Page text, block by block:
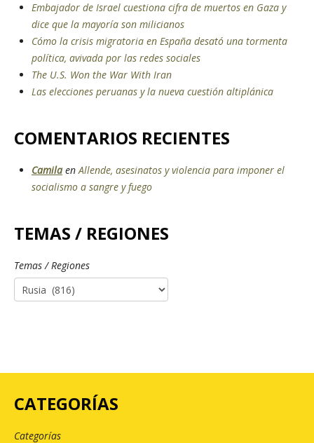
Embajador de Israel cuestiona cifra de muertos en Gaza y
dice que la mayoría son milicianos
Cómo la crisis migratoria en España desató una tormenta
política, avivada por las redes sociales
The U.S. Won the War With Iran
Las elecciones peruanas y la nueva cuestión altiplánica
COMENTARIOS RECIENTES
CamilaenAllende, asesinatos y violencia para imponer el
socialismo a sangre y fuego
TEMAS / REGIONES
Temas / Regiones
CATEGORÍAS
Categorías